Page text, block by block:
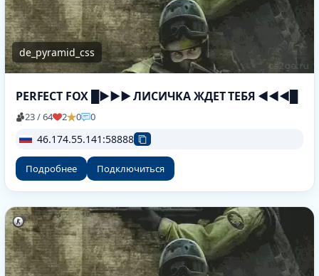
de_pyramid_css
PERFECT FOX █►►► ЛИCИЧKA ЖДET TEБЯ ◄◄◄█
23 / 64 2 0 0
46.174.55.141:58888
Подробнее Подключиться